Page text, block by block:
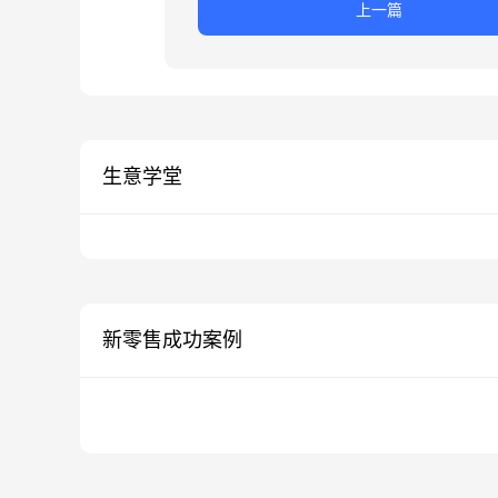
上一篇
生意学堂
新零售成功案例